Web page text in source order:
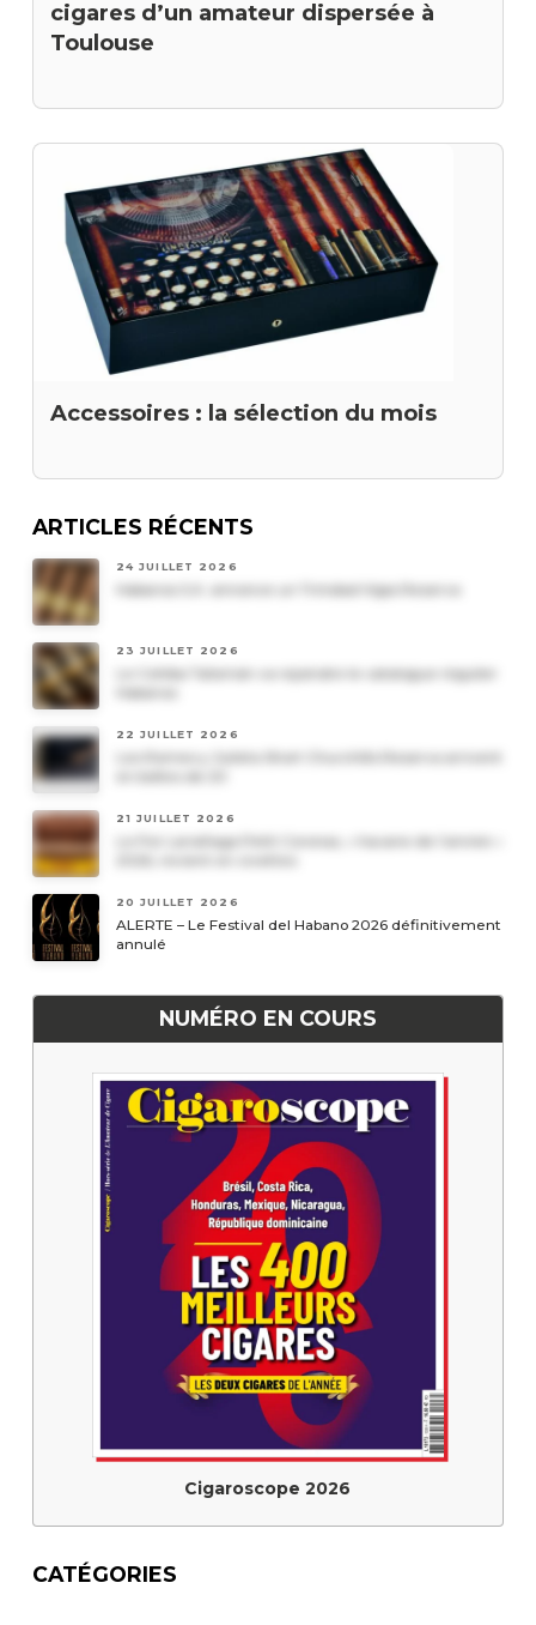
cigares d’un amateur dispersée à
Toulouse
Accessoires : la sélection du mois
ARTICLES RÉCENTS
24 JUILLET 2026
Habanos S.A. annonce un Trinidad Vigia Reserva
23 JUILLET 2026
Le Cohiba Talismán va rejoindre le catalogue régulier
22 JUILLET 2026
21 JUILLET 2026
Le Por Larrañaga Petit Coronas, « havane de l’année »
20 JUILLET 2026
ALERTE – Le Festival del Habano 2026 définitivement
annulé
NUMÉRO EN COURS
Cigaroscope 2026
CATÉGORIES